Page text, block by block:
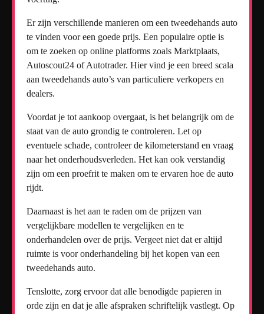
Er zijn verschillende manieren om een tweedehands auto
te vinden voor een goede prijs. Een populaire optie is
om te zoeken op online platforms zoals Marktplaats,
Autoscout24 of Autotrader. Hier vind je een breed scala
aan tweedehands auto’s van particuliere verkopers en
dealers.
Voordat je tot aankoop overgaat, is het belangrijk om de
staat van de auto grondig te controleren. Let op
eventuele schade, controleer de kilometerstand en vraag
naar het onderhoudsverleden. Het kan ook verstandig
zijn om een proefrit te maken om te ervaren hoe de auto
rijdt.
Daarnaast is het aan te raden om de prijzen van
vergelijkbare modellen te vergelijken en te
onderhandelen over de prijs. Vergeet niet dat er altijd
ruimte is voor onderhandeling bij het kopen van een
tweedehands auto.
Tenslotte, zorg ervoor dat alle benodigde papieren in
orde zijn en dat je alle afspraken schriftelijk vastlegt. Op